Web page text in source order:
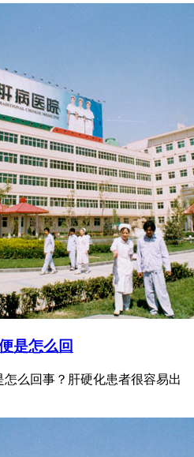
是怎么回
么回事？肝硬化患者很容易出